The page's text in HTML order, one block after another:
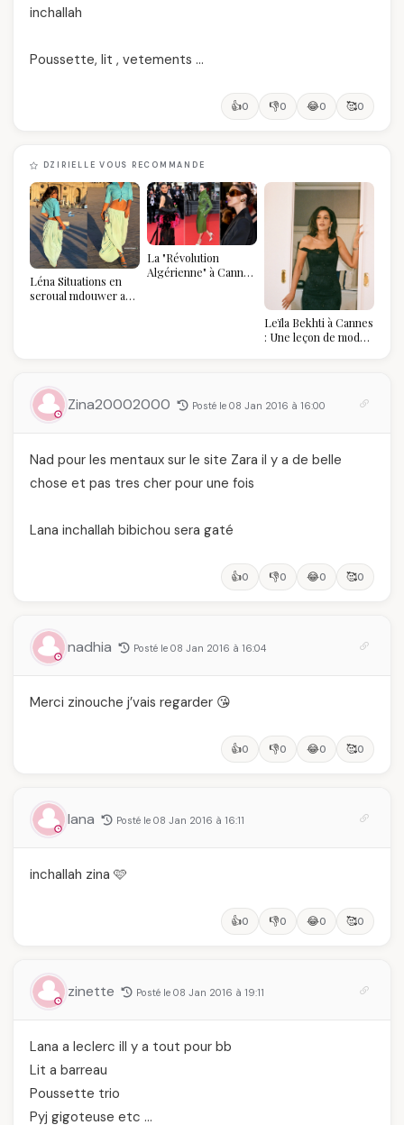
inchallah
Poussette, lit , vetements …
👍0 👎0 😂0 🥰0
DZIRIELLE VOUS RECOMMANDE
Léna Situations en
seroual mdouwer au
La "Révolution
Algérienne" à Cannes
Leïla Bekhti à Cannes
: Une leçon de mode
Zina20002000 Posté le 08 Jan 2016 à 16:00
Nad pour les mentaux sur le site Zara il y a de belle
chose et pas tres cher pour une fois
Lana inchallah bibichou sera gaté
👍0 👎0 😂0 🥰0
nadhia Posté le 08 Jan 2016 à 16:04
Merci zinouche j’vais regarder 😘
👍0 👎0 😂0 🥰0
lana Posté le 08 Jan 2016 à 16:11
inchallah zina 🩷
👍0 👎0 😂0 🥰0
zinette Posté le 08 Jan 2016 à 19:11
Lana a leclerc ill y a tout pour bb
Lit a barreau
Poussette trio
Pyj gigoteuse etc …